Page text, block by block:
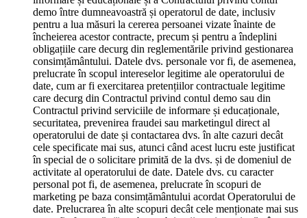
demo între dumneavoastră și operatorul de date, inclusiv
pentru a lua măsuri la cererea persoanei vizate înainte de
încheierea acestor contracte, precum și pentru a îndeplini
obligațiile care decurg din reglementările privind gestionarea
consimțământului. Datele dvs. personale vor fi, de asemenea,
prelucrate în scopul intereselor legitime ale operatorului de
date, cum ar fi exercitarea pretențiilor contractuale legitime
care decurg din Contractul privind contul demo sau din
Contractul privind serviciile de informare și educaționale,
securitatea, prevenirea fraudei sau marketingul direct al
operatorului de date și contactarea dvs. în alte cazuri decât
cele specificate mai sus, atunci când acest lucru este justificat
în special de o solicitare primită de la dvs. și de domeniul de
activitate al operatorului de date. Datele dvs. cu caracter
personal pot fi, de asemenea, prelucrate în scopuri de
marketing pe baza consimțământului acordat Operatorului de
date. Prelucrarea în alte scopuri decât cele menționate mai sus